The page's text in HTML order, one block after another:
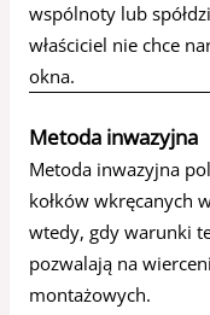
wspólnoty lub
właściciel nie chce
okna.
Metoda inwazyjna
Metoda inwazyjna
kołków wkręcanych
wtedy, gdy warunki
pozwalają na
montażowych.